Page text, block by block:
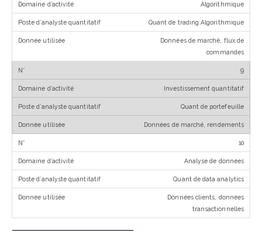
Algorithmique
Quant de trading Algorithmique
Données de marché, flux de
commandes
9
Investissement quantitatif
Quant de portefeuille
Données de marché, rendements
10
Analyse de données
Quant de data analytics
Données clients, données
transactionnelles